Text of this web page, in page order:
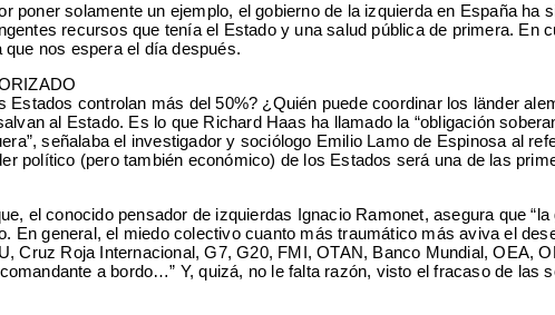
poner solamente un ejemplo, el gobierno de la izquierda en España
recursos que tenía el Estado y una salud pública de primera.
nos espera el día después.
Estados controlan más del 50%? ¿Quién puede coordinar los länder
al Estado. Es lo que Richard Haas ha llamado la “obligación
señalaba el investigador y sociólogo Emilio Lamo de Espinosa al
político (pero también económico) de los Estados será una de las
el conocido pensador de izquierdas Ignacio Ramonet, asegura que
En general, el miedo colectivo cuanto más traumático más aviva el
Cruz Roja Internacional, G7, G20, FMI, OTAN, Banco Mundial, OEA,
a bordo…” Y, quizá, no le falta razón, visto el fracaso de las